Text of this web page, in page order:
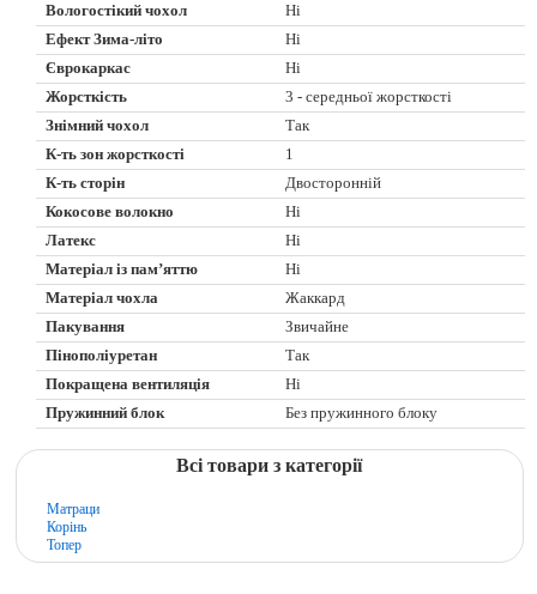
Вологостікий чохол
Ні
Ефект Зима-літо
Ні
Єврокаркас
Ні
Жорсткість
3 - середньої жорсткості
Знімний чохол
Так
К-ть зон жорсткості
1
К-ть сторін
Двосторонній
Кокосове волокно
Ні
Латекс
Ні
Матеріал із пам’яттю
Ні
Матеріал чохла
Жаккард
Пакування
Звичайне
Пінополіуретан
Так
Покращена вентиляція
Ні
Пружинний блок
Без пружинного блоку
Всі товари з категорії
Матраци
Корінь
Топер